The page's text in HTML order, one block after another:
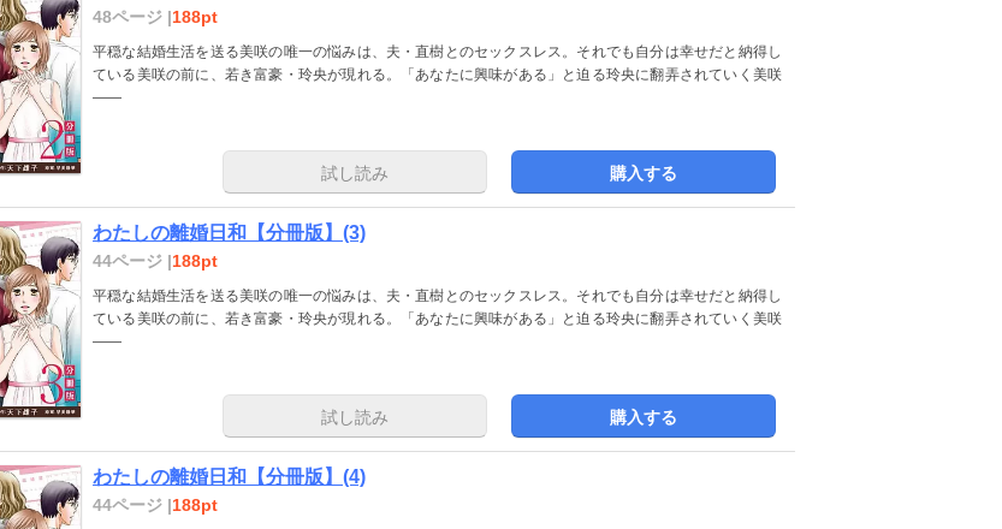
48ページ |188pt
平穏な結婚生活を送る美咲の唯一の悩みは、夫・直樹とのセックスレス。それでも自分は幸せだと納得し
ている美咲の前に、若き富豪・玲央が現れる。「あなたに興味がある」と迫る玲央に翻弄されていく美咲
――
試し読み 購入する
わたしの離婚日和【分冊版】(3)
44ページ |188pt
平穏な結婚生活を送る美咲の唯一の悩みは、夫・直樹とのセックスレス。それでも自分は幸せだと納得し
ている美咲の前に、若き富豪・玲央が現れる。「あなたに興味がある」と迫る玲央に翻弄されていく美咲
――
試し読み 購入する
わたしの離婚日和【分冊版】(4)
44ページ |188pt